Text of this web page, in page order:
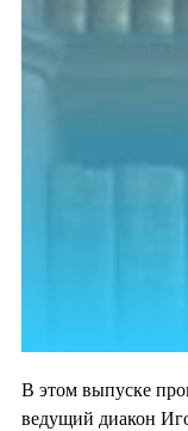
В этом выпуске
ведущий диакон